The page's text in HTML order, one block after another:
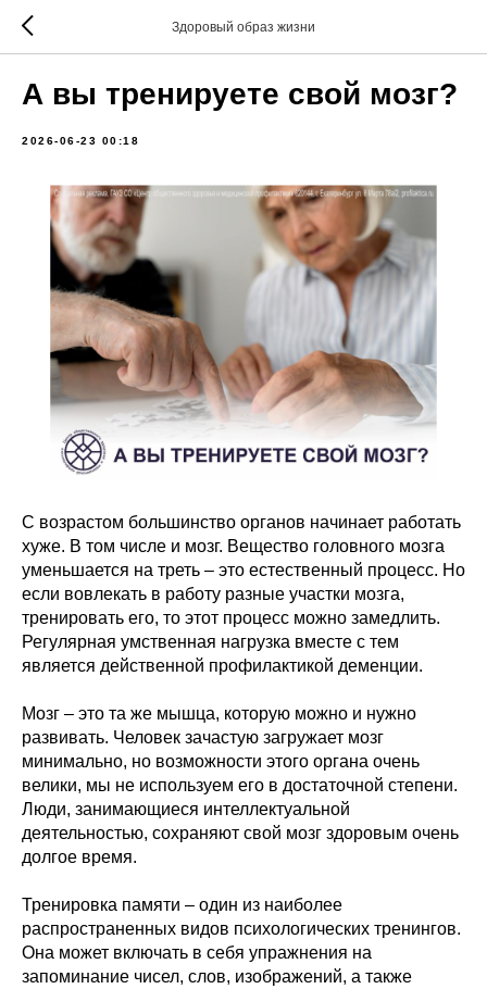
Здоровый образ жизни
А вы тренируете свой мозг?
2026-06-23 00:18
С возрастом большинство органов начинает работать
хуже. В том числе и мозг. Вещество головного мозга
уменьшается на треть – это естественный процесс. Но
если вовлекать в работу разные участки мозга,
тренировать его, то этот процесс можно замедлить.
Регулярная умственная нагрузка вместе с тем
является действенной профилактикой деменции.
Мозг – это та же мышца, которую можно и нужно
развивать. Человек зачастую загружает мозг
минимально, но возможности этого органа очень
велики, мы не используем его в достаточной степени.
Люди, занимающиеся интеллектуальной
деятельностью, сохраняют свой мозг здоровым очень
долгое время.
Тренировка памяти – один из наиболее
распространенных видов психологических тренингов.
Она может включать в себя упражнения на
запоминание чисел, слов, изображений, а также